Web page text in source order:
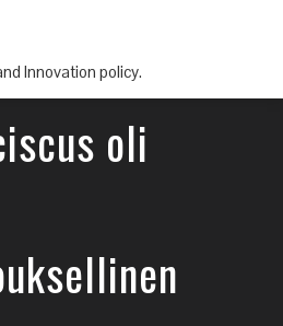
Innovation policy.
oli